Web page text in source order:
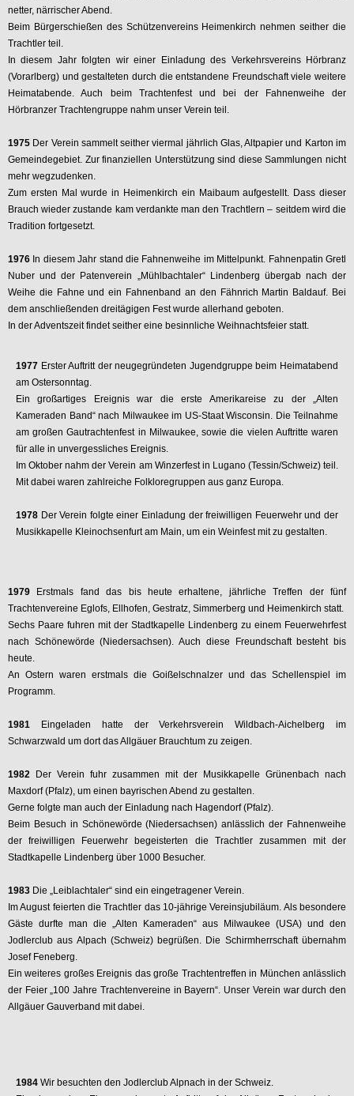
netter, närrischer Abend.
Beim Bürgerschießen des Schützenvereins Heimenkirch nehmen seither die
Trachtler teil.
In diesem Jahr folgten wir einer Einladung des Verkehrsvereins Hörbranz
(Vorarlberg) und gestalteten durch die entstandene Freundschaft viele weitere
Heimatabende. Auch beim Trachtenfest und bei der Fahnenweihe der
Hörbranzer Trachtengruppe nahm unser Verein teil.
1975 Der Verein sammelt seither viermal jährlich Glas, Altpapier und Karton im
Gemeindegebiet. Zur finanziellen Unterstützung sind diese Sammlungen nicht
mehr wegzudenken.
Zum ersten Mal wurde in Heimenkirch ein Maibaum aufgestellt. Dass dieser
Brauch wieder zustande kam verdankte man den Trachtlern – seitdem wird die
Tradition fortgesetzt.
1976 In diesem Jahr stand die Fahnenweihe im Mittelpunkt. Fahnenpatin Gretl
Nuber und der Patenverein „Mühlbachtaler“ Lindenberg übergab nach der
Weihe die Fahne und ein Fahnenband an den Fähnrich Martin Baldauf. Bei
dem anschließenden dreitägigen Fest wurde allerhand geboten.
In der Adventszeit findet seither eine besinnliche Weihnachtsfeier statt.
1977 Erster Auftritt der neugegründeten Jugendgruppe beim Heimatabend
am Ostersonntag.
Ein großartiges Ereignis war die erste Amerikareise zu der „Alten
Kameraden Band“ nach Milwaukee im US-Staat Wisconsin. Die Teilnahme
am großen Gautrachtenfest in Milwaukee, sowie die vielen Auftritte waren
für alle in unvergessliches Ereignis.
Im Oktober nahm der Verein am Winzerfest in Lugano (Tessin/Schweiz) teil.
Mit dabei waren zahlreiche Folkloregruppen aus ganz Europa.
1978 Der Verein folgte einer Einladung der freiwilligen Feuerwehr und der
Musikkapelle Kleinochsenfurt am Main, um ein Weinfest mit zu gestalten.
1979 Erstmals fand das bis heute erhaltene, jährliche Treffen der fünf
Trachtenvereine Eglofs, Ellhofen, Gestratz, Simmerberg und Heimenkirch statt.
Sechs Paare fuhren mit der Stadtkapelle Lindenberg zu einem Feuerwehrfest
nach Schönewörde (Niedersachsen). Auch diese Freundschaft besteht bis
heute.
An Ostern waren erstmals die Goißelschnalzer und das Schellenspiel im
Programm.
1981 Eingeladen hatte der Verkehrsverein Wildbach-Aichelberg im
Schwarzwald um dort das Allgäuer Brauchtum zu zeigen.
1982 Der Verein fuhr zusammen mit der Musikkapelle Grünenbach nach
Maxdorf (Pfalz), um einen bayrischen Abend zu gestalten.
Gerne folgte man auch der Einladung nach Hagendorf (Pfalz).
Beim Besuch in Schönewörde (Niedersachsen) anlässlich der Fahnenweihe
der freiwilligen Feuerwehr begeisterten die Trachtler zusammen mit der
Stadtkapelle Lindenberg über 1000 Besucher.
1983 Die „Leiblachtaler“ sind ein eingetragener Verein.
Im August feierten die Trachtler das 10-jährige Vereinsjubiläum. Als besondere
Gäste durfte man die „Alten Kameraden“ aus Milwaukee (USA) und den
Jodlerclub aus Alpach (Schweiz) begrüßen. Die Schirmherrschaft übernahm
Josef Feneberg.
Ein weiteres großes Ereignis das große Trachtentreffen in München anlässlich
der Feier „100 Jahre Trachtenvereine in Bayern“. Unser Verein war durch den
Allgäuer Gauverband mit dabei.
1984 Wir besuchten den Jodlerclub Alpnach in der Schweiz.